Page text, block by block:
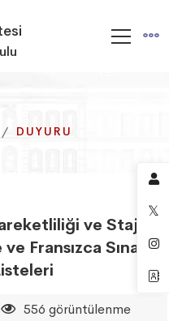
DUYURU
DUYURU
DUYURU
ve Staj
Fransızca Sınav
556 görüntülenme